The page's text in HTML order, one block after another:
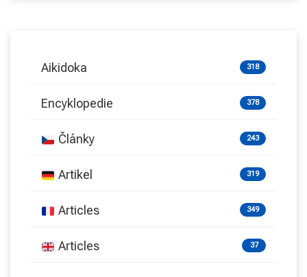
Aikidoka 318
Encyklopedie 378
Články 243
Artikel 319
Articles 349
Articles 37